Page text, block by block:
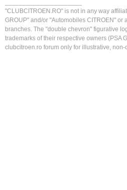
"CLUBCITROEN.RO" is not in any way
GROUP" and/or "Automobiles CITROEN" or
branches. The "double chevron" figurative
trademarks of their respective owners (PSA
clubcitroen.ro forum only for illustrative,